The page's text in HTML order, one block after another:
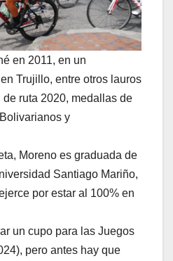
en 2011, en un
Trujillo, entre otros lauros
ruta 2020, medallas de
y
Moreno es graduada de
Santiago Mariño,
por estar al 100% en
un cupo para las Juegos
pero antes hay que